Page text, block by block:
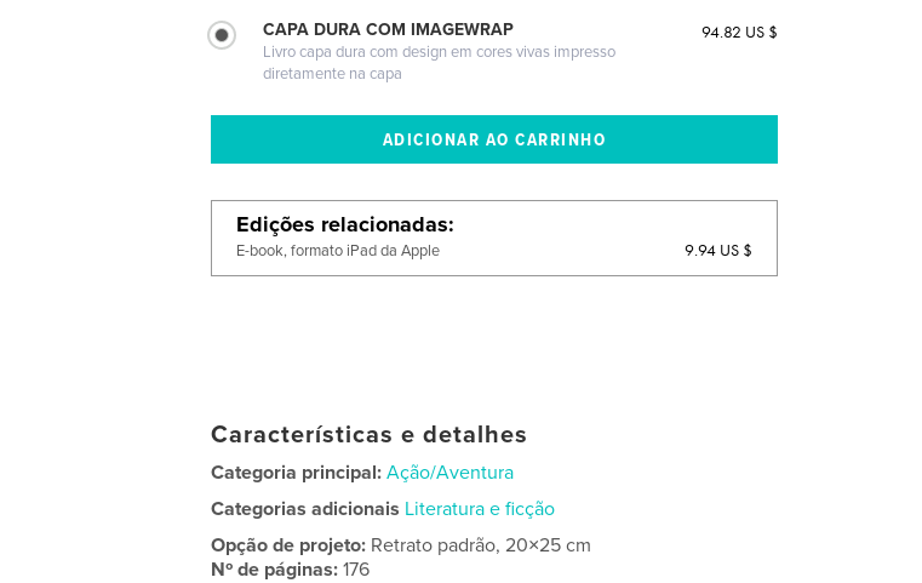
CAPA DURA COM IMAGEWRAP
Livro capa dura com design em cores vivas impresso
diretamente na capa
94.82 US $
Edições relacionadas
E-book, formato iPad da Apple 9.94 US $
Características e detalhes
Categoria principal: Ação/Aventura
Categorias adicionais Literatura e ficção
Opção de projeto: Retrato padrão, 20×25 cm
Nº de páginas:176